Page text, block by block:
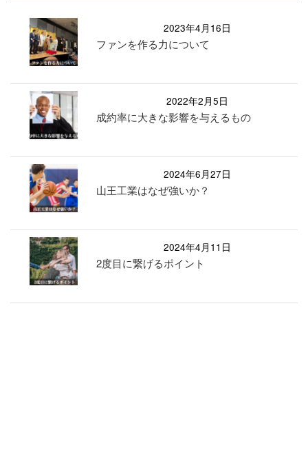
2023年4月16日
ファンを作る力について
2022年2月5日
成約率に大きな影響を与えるもの
2024年6月27日
山王工業はなぜ強いか？
2024年4月11日
2度目に繋げるポイント